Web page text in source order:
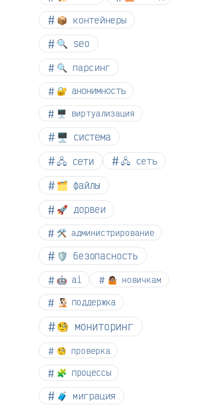
📦 контейнеры
🔍 seo
🔍 парсинг
🔐 анонимность
🖥️ виртуализация
🖥️ система
🖧 сети
🖧 сеть
🗂️ файлы
🚀 дорвеи
🛠️ администрирование
🛡️ безопасность
🤖 ai 🤷🏽 новичкам
🧏🏻 поддержка
🧐 мониторинг
🧐 проверка
🧩 процессы
🧳 миграция